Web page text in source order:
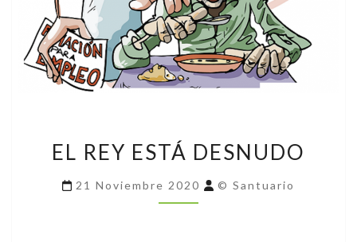
REY
ESTÁ
EL REY ESTÁ DESNUDO
21 Noviembre 2020 © Santuario